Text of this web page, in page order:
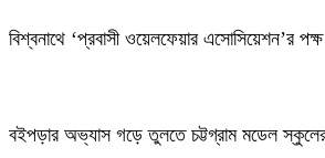
বিশ্বনাথে ‘প্রবাসী ওয়েলফেয়ার এসোসিয়েশন’র
বইপড়ার অভ্যাস গড়ে তুলতে চট্টগ্রাম মডেল